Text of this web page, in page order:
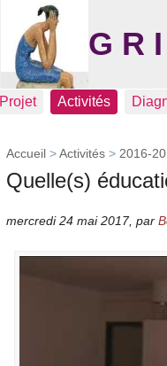
G R
Projet Activités
Accueil >Activités > 2016-
Quelle(s)
mercredi 24 mai 2017, par